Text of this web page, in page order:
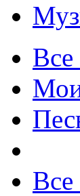
Все